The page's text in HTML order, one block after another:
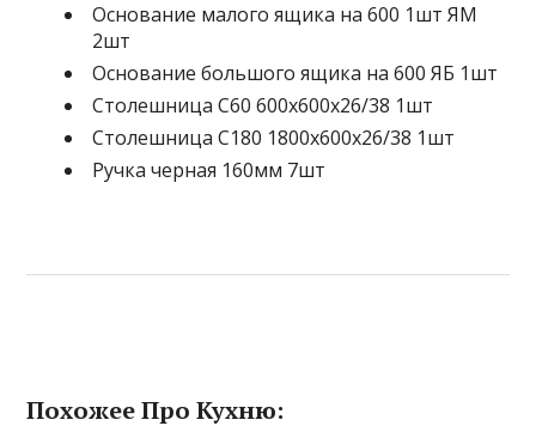
Основание малого ящика на 600 1шт ЯМ
2шт
Основание большого ящика на 600 ЯБ 1шт
Столешница С60 600х600х26/38 1шт
Столешница С180 1800х600х26/38 1шт
Ручка черная 160мм 7шт
Похожее Про Кухню: